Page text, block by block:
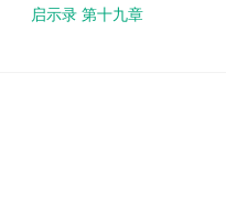
启示录 第十九章